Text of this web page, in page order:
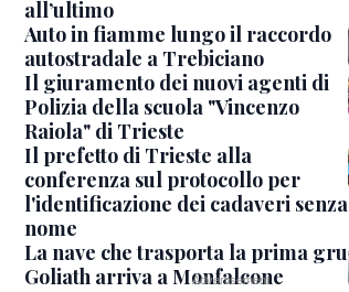
all’ultimo
Auto in fiamme lungo il raccordo
autostradale a Trebiciano
Il giuramento dei nuovi agenti di
Polizia della scuola "Vincenzo
Raiola" di Trieste
Il prefetto di Trieste alla
conferenza sul protocollo per
l'identificazione dei cadaveri senza
nome
La nave che trasporta la prima gru
Goliath arriva a Monfalcone